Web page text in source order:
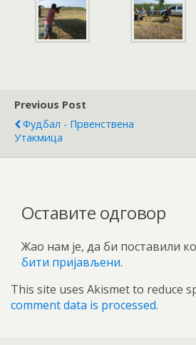
Previous Post
Фудбал - Првенствена
Утакмица
Оставите одговор
Жао нам је, да би поставили
бити пријављени.
This site uses Akismet to reduce
comment data is processed.